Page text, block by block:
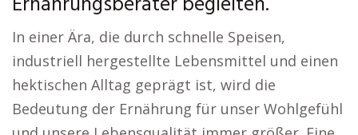
In einer Ära, die durch schnelle Speisen,
industriell hergestellte Lebensmittel und einen
hektischen Alltag geprägt ist, wird die
Bedeutung der Ernährung für unser Wohlgefühl